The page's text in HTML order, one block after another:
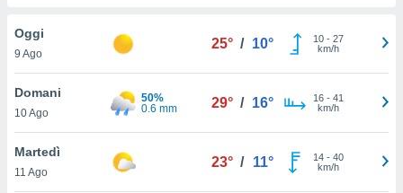
di
ci
il
Oggi
9 Ago
25° / 10° 10- 27
km/h
Domani
10 Ago
50%
0.6 mm
29° / 16° 16- 41
km/h
Martedì
11 Ago
23° / 11° 14- 40
km/h